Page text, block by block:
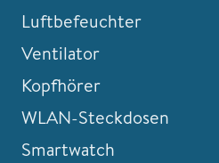
Luftbefeuchter
Ventilator
Kopfhörer
WLAN-Steckdosen
Smartwatch